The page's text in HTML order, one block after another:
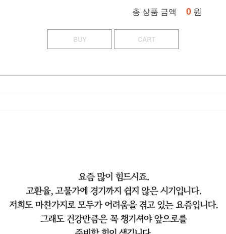
총 상품 금액 0 원
BUY CART